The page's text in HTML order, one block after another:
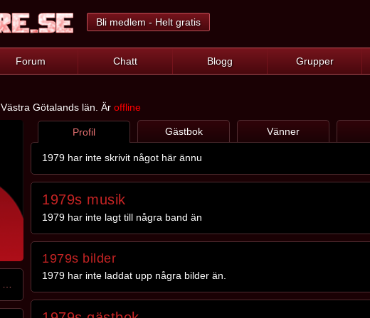
Bli medlem - Helt gratis
Forum Chatt Blogg Grupper
, Västra Götalands län. Är offline
Profil Gästbok Vänner
1979 har inte skrivit något här ännu
1979s musik
1979 har inte lagt till några band än
1979s bilder
1979 har inte laddat upp några bilder än.